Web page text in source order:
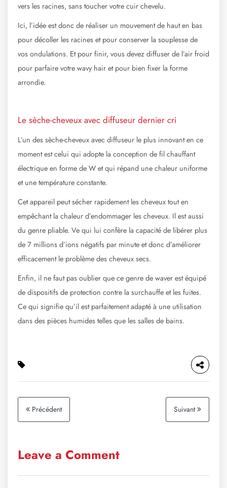
vers les racines, sans toucher votre cuir chevelu.
Ici, l’idée est donc de réaliser un mouvement de haut en bas
pour décoller les racines et pour conserver la souplesse de
vos ondulations. Et pour finir, vous devez diffuser de l’air froid
pour parfaire votre wavy hair et pour bien fixer la forme
arrondie.
Le sèche-cheveux avec diffuseur dernier cri
L’un des sèche-cheveux avec diffuseur le plus innovant en ce
moment est celui qui adopte la conception de fil chauffant
électrique en forme de W et qui répand une chaleur uniforme
et une température constante.
Cet appareil peut sécher rapidement les cheveux tout en
empêchant la chaleur d’endommager les cheveux. Il est aussi
du genre pliable. Ve qui lui confère la capacité de libérer plus
de 7 millions d’ions négatifs par minute et donc d’améliorer
efficacement le problème des cheveux secs.
Enfin, il ne faut pas oublier que ce genre de waver est équipé
de dispositifs de protection contre la surchauffe et les fuites.
Ce qui signifie qu’il est parfaitement adapté à une utilisation
dans des pièces humides telles que les salles de bains.
Précédent Suivant
Leave a Comment